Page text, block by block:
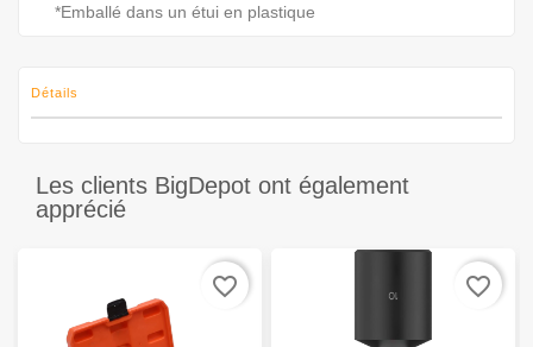
*Emballé dans un étui en plastique
Détails
Les clients BigDepot ont également
apprécié
favorite_border favorite_border